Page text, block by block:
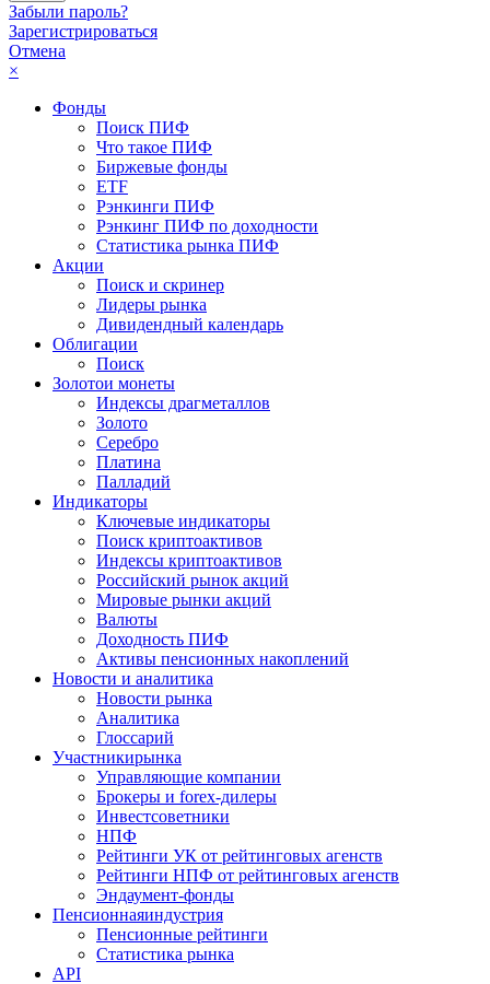
Забыли пароль?
Зарегистрироваться
Отмена
×
Фонды
Поиск ПИФ
Что такое ПИФ
Биржевые фонды
ETF
Рэнкинги ПИФ
Рэнкинг ПИФ по доходности
Статистика рынка ПИФ
Акции
Поиск и скринер
Лидеры рынка
Дивидендный календарь
Облигации
Поиск
Золотои монеты
Индексы драгметаллов
Золото
Серебро
Платина
Палладий
Индикаторы
Ключевые индикаторы
Поиск криптоактивов
Индексы криптоактивов
Российский рынок акций
Мировые рынки акций
Валюты
Доходность ПИФ
Активы пенсионных накоплений
Новости и аналитика
Новости рынка
Аналитика
Глоссарий
Участникирынка
Управляющие компании
Брокеры и forex-дилеры
Инвестсоветники
НПФ
Рейтинги УК от рейтинговых агенств
Рейтинги НПФ от рейтинговых агенств
Эндаумент-фонды
Пенсионнаяиндустрия
Пенсионные рейтинги
Статистика рынка
API